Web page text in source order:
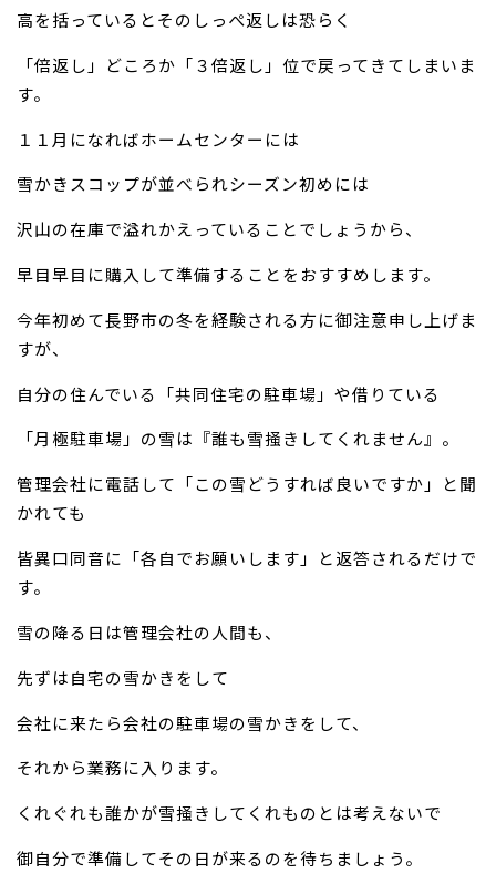
高を括っているとそのしっぺ返しは恐らく
「倍返し」どころか「３倍返し」位で戻ってきてしまいま
す。
１１月になればホームセンターには
雪かきスコップが並べられシーズン初めには
沢山の在庫で溢れかえっていることでしょうから、
早目早目に購入して準備することをおすすめします。
今年初めて長野市の冬を経験される方に御注意申し上げま
すが、
自分の住んでいる「共同住宅の駐車場」や借りている
「月極駐車場」の雪は『誰も雪掻きしてくれません』。
管理会社に電話して「この雪どうすれば良いですか」と聞
かれても
皆異口同音に「各自でお願いします」と返答されるだけで
す。
雪の降る日は管理会社の人間も、
先ずは自宅の雪かきをして
会社に来たら会社の駐車場の雪かきをして、
それから業務に入ります。
くれぐれも誰かが雪掻きしてくれものとは考えないで
御自分で準備してその日が来るのを待ちましょう。